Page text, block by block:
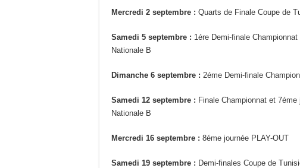
Mercredi 2 septembre : Quarts de Finale Coupe de
Samedi 5 septembre : 1ére Demi-finale
Nationale B
Dimanche 6 septembre : 2éme Demi-finale
Samedi 12 septembre : Finale Championnat et
Nationale B
Mercredi 16 septembre : 8éme journée PLAY-OUT
Samedi 19 septembre : Demi-finales Coupe de